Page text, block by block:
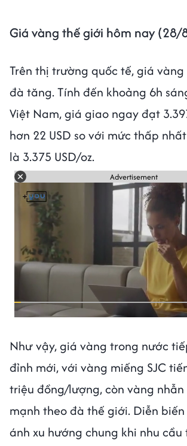
Giá vàng thế giới hôm nay (28/
Trên thị trường quốc tế, giá
đà tăng. Tính đến khoảng 6h
Việt Nam, giá giao ngay đạt
hơn 22 USD so với mức thấp
là 3.375 USD/oz.
Advertisement
Như vậy, giá vàng trong nước
đỉnh mới, với vàng miếng SJC
triệu đồng/lượng, còn vàng
mạnh theo đà thế giới. Diễn
ánh xu hướng chung khi nhu cầu